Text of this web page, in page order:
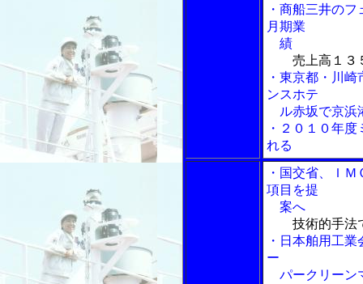
・商船三井の
月期業
績
売上高１３
・東京都・川
ンスホテ
ル赤坂で京浜
・２０１０年
れる
・国交省、Ｉ
項目を提
案へ
技術的手法
・日本舶用工
ー
パークリーン